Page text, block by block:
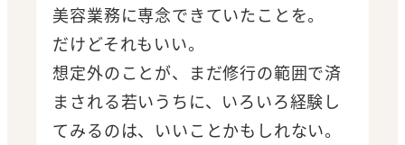
美容業務に専念できていたことを。
だけどそれもいい。
想定外のことが、まだ修行の範囲で済
まされる若いうちに、いろいろ経験し
てみるのは、いいことかもしれない。